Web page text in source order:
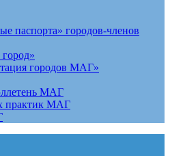
паспорта» городов-членов
городов МАГ»
МАГ
практик МАГ